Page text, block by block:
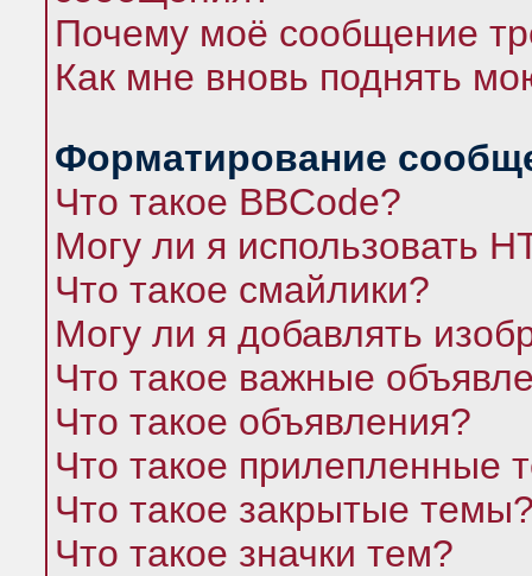
Почему моё сообщение
Как мне вновь поднять
Форматирование
Что такое BBCode?
Могу ли я использовать
Что такое смайлики?
Могу ли я добавлять
Что такое важные
Что такое объявления?
Что такое прилепленные
Что такое закрытые
Что такое значки тем?